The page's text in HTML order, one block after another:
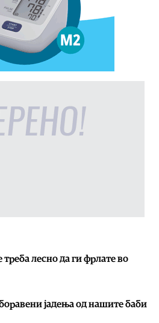
лесно да ги фрлате во
јадења од нашите баби